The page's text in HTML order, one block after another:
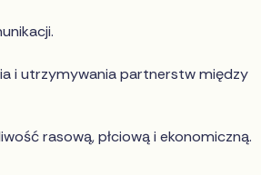
i utrzymywania partnerstw między
rasową, płciową i ekonomiczną.